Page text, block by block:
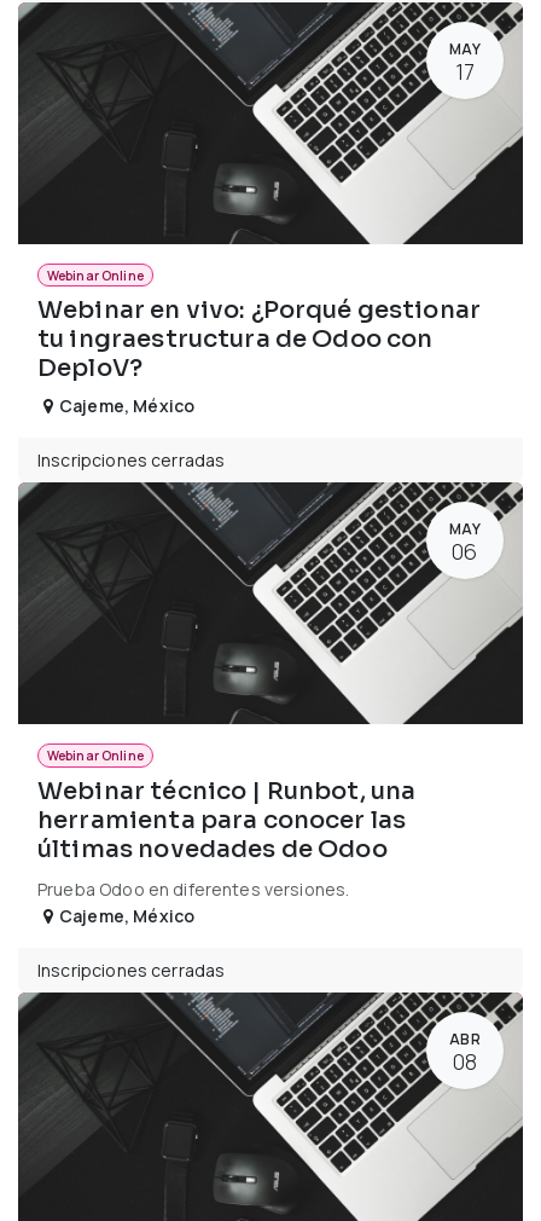
MAY
17
Webinar Online
Webinar en vivo: ¿Porqué gestionar
tu ingraestructura de Odoo con
DeploV?
Cajeme, México
Inscripciones cerradas
MAY
06
Webinar Online
Webinar técnico | Runbot, una
herramienta para conocer las
últimas novedades de Odoo
Prueba Odoo en diferentes versiones.
Cajeme, México
Inscripciones cerradas
ABR
08